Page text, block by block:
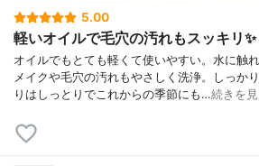
5.00
軽いオイルで毛穴の汚れもスッキリ✨
オイルでもとても軽くて使いやすい。水に触
メイクや毛穴の汚れもやさしく洗浄。しっか
りはしっとりでこれからの季節にも…続きを